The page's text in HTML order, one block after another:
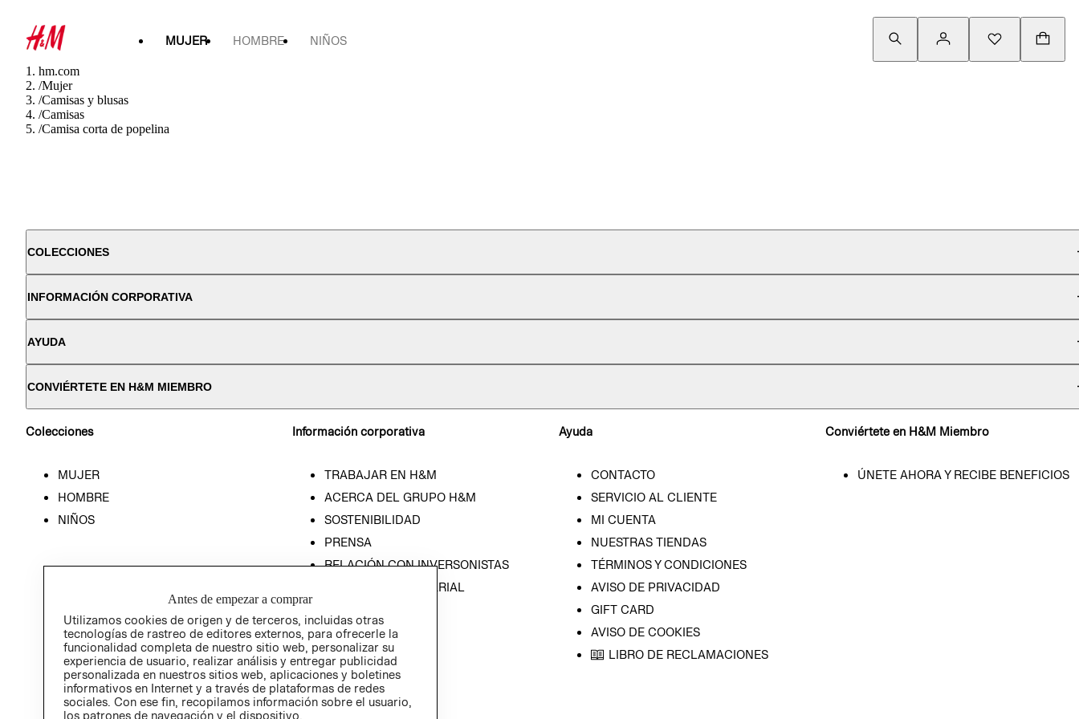
MUJER HOMBRE NIÑOS
hm.com
/Mujer
/Camisas y blusas
/Camisas
/Camisa corta de popelina
COLECCIONES
INFORMACIÓN CORPORATIVA
AYUDA
CONVIÉRTETE EN H&M MIEMBRO
Colecciones
MUJER
HOMBRE
NIÑOS
Información corporativa
TRABAJAR EN H&M
ACERCA DEL GRUPO H&M
SOSTENIBILIDAD
PRENSA
RELACIÓN CON INVERSONISTAS
POLÍTICA EMPRESARIAL
Ayuda
CONTACTO
SERVICIO AL CLIENTE
MI CUENTA
NUESTRAS TIENDAS
TÉRMINOS Y CONDICIONES
AVISO DE PRIVACIDAD
GIFT CARD
AVISO DE COOKIES
LIBRO DE RECLAMACIONES
Conviértete en H&M Miembro
ÚNETE AHORA Y RECIBE BENEFICIOS
Antes de empezar a comprar
Utilizamos cookies de origen y de terceros, incluidas otras
tecnologías de rastreo de editores externos, para ofrecerle la
funcionalidad completa de nuestro sitio web, personalizar su
experiencia de usuario, realizar análisis y entregar publicidad
personalizada en nuestros sitios web, aplicaciones y boletines
informativos en Internet y a través de plataformas de redes
sociales. Con ese fin, recopilamos información sobre el usuario,
los patrones de navegación y el dispositivo.